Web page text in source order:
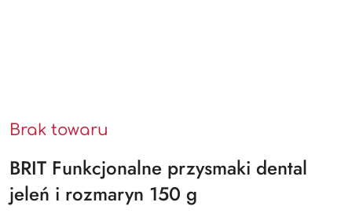
Brak towaru
BRIT Funkcjonalne przysmaki dental
jeleń i rozmaryn 150 g